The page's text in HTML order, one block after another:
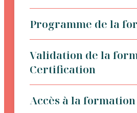
Programme de la
Validation de la
Certification
Accès à la formation